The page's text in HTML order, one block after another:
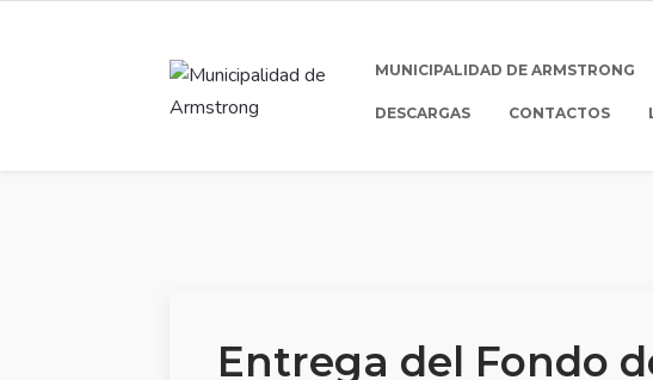
MUNICIPALIDAD DE ARMSTRONG
DESCARGAS CONTACTOS
Entrega del Fondo